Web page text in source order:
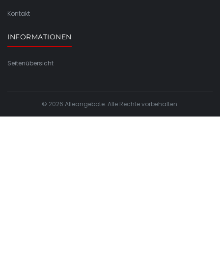
Kontakt
INFORMATIONEN
Seitenübersicht
© 2026 Alleangebote. Alle Rechte vorbehalten.